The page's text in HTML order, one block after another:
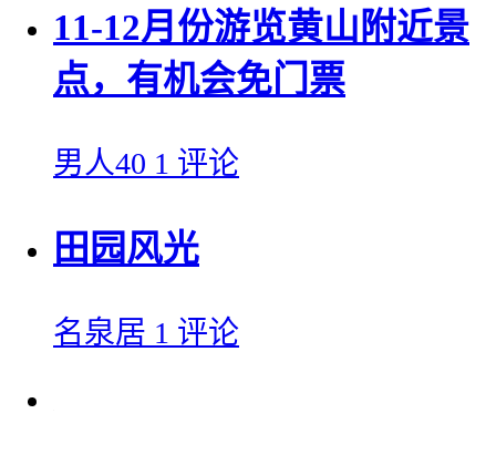
11-12月份游览黄山附近景
点，有机会免门票
男人40 1 评论
田园风光
名泉居 1 评论